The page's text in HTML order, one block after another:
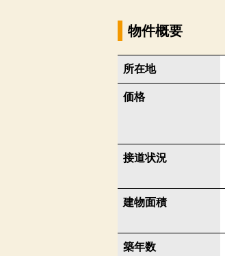
物件概要
所在地
価格
接道状況
建物面積
築年数